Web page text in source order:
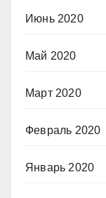
Июнь 2020
Май 2020
Март 2020
Февраль 2020
Январь 2020